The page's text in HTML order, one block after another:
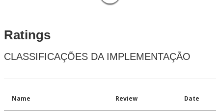
Ratings
CLASSIFICAÇÕES DA IMPLEMENTAÇÃO
Name Review Date